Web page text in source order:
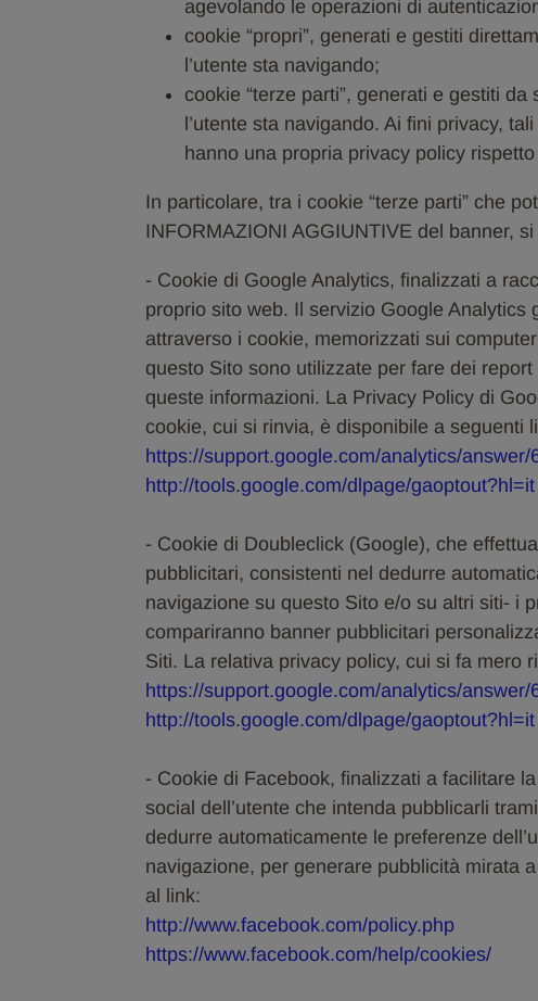
agevolando le operazioni di
cookie “propri”, generati e gestiti
l’utente sta navigando;
cookie “terze parti”, generati e gestiti
l’utente sta navigando. Ai fini privacy,
hanno una propria privacy policy
In particolare, tra i cookie “terze parti” che
INFORMAZIONI AGGIUNTIVE del banner,
- Cookie di Google Analytics, finalizzati a
proprio sito web. Il servizio Google
attraverso i cookie, memorizzati sui
questo Sito sono utilizzate per fare dei
queste informazioni. La Privacy Policy di
cookie, cui si rinvia, è disponibile a seguenti
https://support.google.com/analytics/answer/
http://tools.google.com/dlpage/gaoptout?hl=it
- Cookie di Doubleclick (Google), che
pubblicitari, consistenti nel dedurre
navigazione su questo Sito e/o su altri siti- i
compariranno banner pubblicitari
Siti. La relativa privacy policy, cui si fa mero
https://support.google.com/analytics/answer/
http://tools.google.com/dlpage/gaoptout?hl=it
- Cookie di Facebook, finalizzati a facilitare
social dell’utente che intenda pubblicarli
dedurre automaticamente le preferenze
navigazione, per generare pubblicità mirata
al link:
http://www.facebook.com/policy.php
https://www.facebook.com/help/cookies/